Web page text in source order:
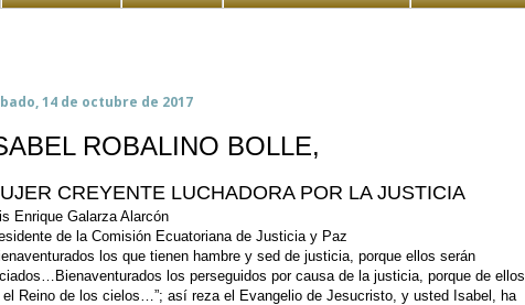
14 de octubre de 2017
ROBALINO BOLLE,
CREYENTE LUCHADORA POR LA JUSTICIA
Enrique Galarza Alarcón
de la Comisión Ecuatoriana de Justicia y Paz
los que tienen hambre y sed de justicia, porque ellos serán
los perseguidos por causa de la justicia, porque de ellos
el Reino de los cielos…”; así reza el Evangelio de Jesucristo, y usted Isabel, ha